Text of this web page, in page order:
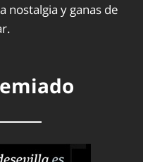
nostalgia y ganas de